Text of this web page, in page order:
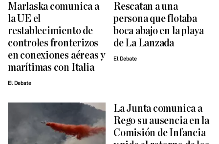
Marlaska comunica a
la UE el
restablecimiento de
controles fronterizos
en conexiones aéreas y
marítimas con Italia
El Debate
Rescatan a una
persona que flotaba
boca abajo en la playa
de La Lanzada
El Debate
La Junta comunica a
Rego su ausencia en la
Comisión de Infancia